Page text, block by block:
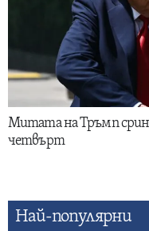
Митата на Тръмп
четвърт
Най-популярни